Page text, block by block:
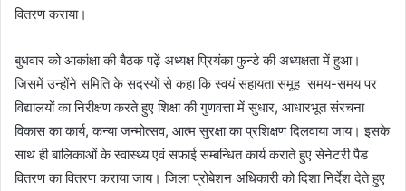
वितरण कराया।
बुधवार को आकांक्षा की बैठक पढ़ें अध्यक्ष प्रियंका फुन्डे की अध्यक्षता में हुआ।
जिसमें उन्होंने समिति के सदस्यों से कहा कि स्वयं सहायता समूह समय-समय पर
विद्यालयों का निरीक्षण करते हुए शिक्षा की गुणवत्ता में सुधार, आधारभूत संरचना
विकास का कार्य, कन्या जन्मोत्सव, आत्म सुरक्षा का प्रशिक्षण दिलवाया जाय। इसके
साथ ही बालिकाओं के स्वास्थ्य एवं सफाई सम्बन्धित कार्य कराते हुए सेनेटरी पैड
वितरण का वितरण कराया जाय। जिला प्रोबेशन अधिकारी को दिशा निर्देश देते हुए